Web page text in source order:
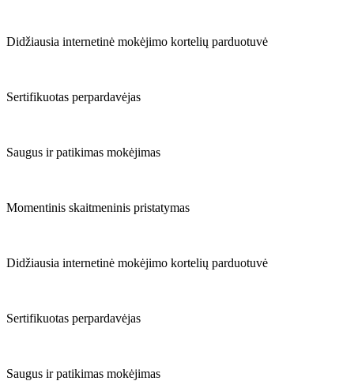
Didžiausia internetinė mokėjimo kortelių parduotuvė
Sertifikuotas perpardavėjas
Saugus ir patikimas mokėjimas
Momentinis skaitmeninis pristatymas
Didžiausia internetinė mokėjimo kortelių parduotuvė
Sertifikuotas perpardavėjas
Saugus ir patikimas mokėjimas